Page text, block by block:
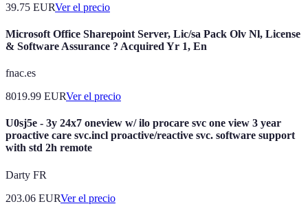
39.75 EURVer el precio
Microsoft Office Sharepoint Server, Lic/sa Pack Olv Nl, License
& Software Assurance ? Acquired Yr 1, En
fnac.es
8019.99 EURVer el precio
U0sj5e - 3y 24x7 oneview w/ ilo procare svc one view 3 year
proactive care svc.incl proactive/reactive svc. software support
with std 2h remote
Darty FR
203.06 EURVer el precio